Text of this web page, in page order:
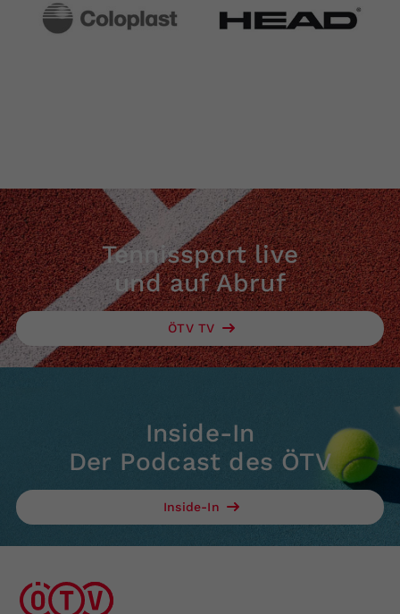
Tennissport live
und auf Abruf
ÖTV TV
Inside-In
Der Podcast des ÖTV
Inside-In